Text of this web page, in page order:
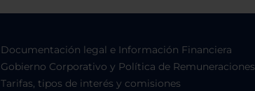
Documentación legal e Información Financiera
Gobierno Corporativo y Política de Remuneraciones
Tarifas, tipos de interés y comisiones